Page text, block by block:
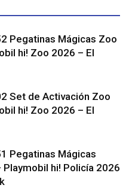
Pegatinas Mágicas Zoo
hi! Zoo 2026 – El
Set de Activación Zoo
hi! Zoo 2026 – El
Pegatinas Mágicas
hi! Policía 2026